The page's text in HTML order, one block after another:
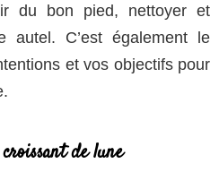
du bon pied, nettoyer et
autel. C’est également le
et vos objectifs pour
de lune